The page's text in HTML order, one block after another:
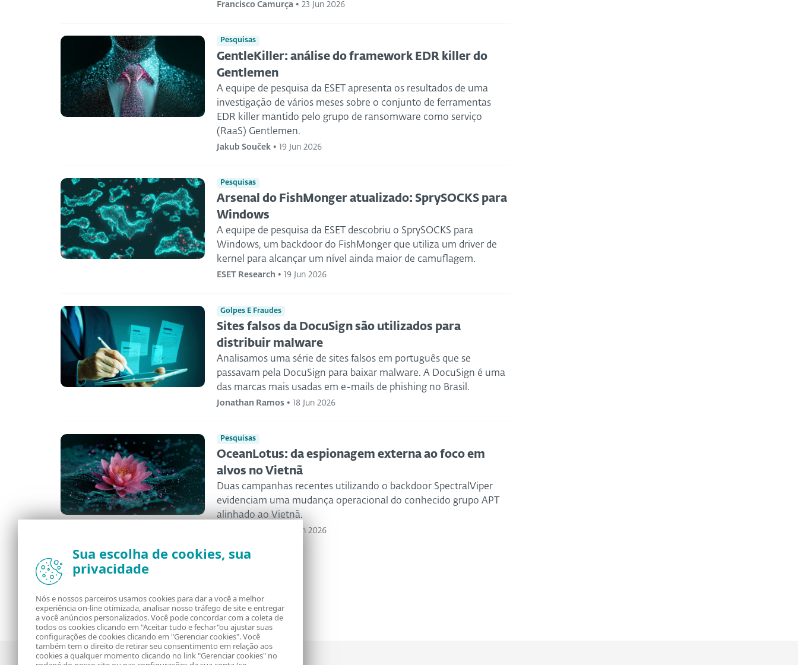
Francisco Camurça• 23 Jun 2026
Pesquisas
GentleKiller: análise do framework EDR killer do
Gentlemen
A equipe de pesquisa da ESET apresenta os resultados de uma
investigação de vários meses sobre o conjunto de ferramentas
EDR killer mantido pelo grupo de ransomware como serviço
(RaaS) Gentlemen.
Jakub Souček• 19 Jun 2026
Pesquisas
Arsenal do FishMonger atualizado: SprySOCKS para
Windows
A equipe de pesquisa da ESET descobriu o SprySOCKS para
Windows, um backdoor do FishMonger que utiliza um driver de
kernel para alcançar um nível ainda maior de camuflagem.
ESET Research • 19 Jun 2026
Golpes E Fraudes
Sites falsos da DocuSign são utilizados para
distribuir malware
Analisamos uma série de sites falsos em português que se
passavam pela DocuSign para baixar malware. A DocuSign é uma
das marcas mais usadas em e-mails de phishing no Brasil.
Jonathan Ramos• 18 Jun 2026
Pesquisas
OceanLotus: da espionagem externa ao foco em
alvos no Vietnã
Duas campanhas recentes utilizando o backdoor SpectralViper
evidenciam uma mudança operacional do conhecido grupo APT
alinhado ao Vietnã.
16 Jun 2026
Sua escolha de cookies, sua
privacidade
Nós e nossos parceiros usamos cookies para dar a você a melhor
experiência on-line otimizada, analisar nosso tráfego de site e entregar
a você anúncios personalizados. Você pode concordar com a coleta de
todos os cookies clicando em "Aceitar tudo e fechar"ou ajustar suas
configurações de cookies clicando em "Gerenciar cookies". Você
também tem o direito de retirar seu consentimento em relação aos
cookies a qualquer momento clicando no link "Gerenciar cookies" no